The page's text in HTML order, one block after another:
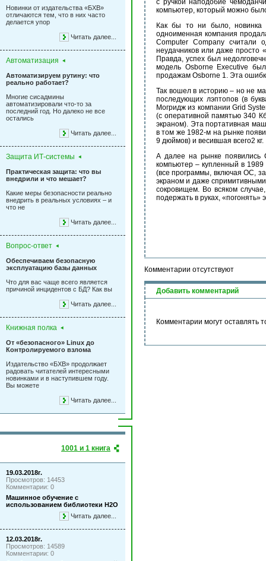
Новинки от издательства «БХВ»
отличаются тем, что в них часто
делается упор
Читать далее...
Автоматизация
Автоматизируем рутину: что
реально работает?
Многие сисадмины
автоматизировали что-то за
последний год. Но далеко не все
остались
Читать далее...
Защита ИТ-системы
Практическая защита: что вы
внедрили и что мешает?
Какие меры безопасности реально
внедрить в реальных условиях – и
что не
Читать далее...
Вопрос-ответ
Обеспечиваем безопасную
эксплуатацию базы данных
Что для вас чаще всего является
причиной инцидентов с БД? Как вы
Читать далее...
Книжная полка
От «безопасного» Linux до
Контролируемого взлома
Издательство «БХВ» продолжает
радовать читателей интересными
новинками и в наступившем году.
Вы можете
Читать далее...
1001 и 1 книга
19.03.2018г.
Просмотров: 14453
Комментарии: 0
Машинное обучение с
использованием библиотеки Н2О
Читать далее...
12.03.2018г.
Просмотров: 14589
Комментарии: 0
с ручкой наподобие
компьютер, который можно
Как бы то ни было, новинка
одноименная компания
Computer Company считали
неудачников или даже просто
Правда, успех был
модель Osborne Executive
продажам Osborne 1. Эта
Так вошел в историю – но не
последующих лэптопов (в
Могридж из компании Grid
(с оперативной памятью 340
экраном). Эта портативная
в том же 1982-м на рынке
9 дюймов) и весившая всего2 кг.
А далее на рынке
компьютер – купленный в 1989
(все программы, включая ОС,
экраном и даже
сокровищем. Во всяком
подержать в руках, «погонять»
Комментарии отсутствуют
Добавить комментарий
Комментарии могут оставлять